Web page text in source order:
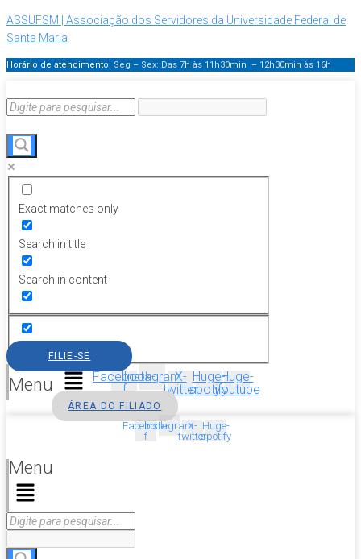
ASSUFSM | Associação dos Servidores da Universidade Federal de
Santa Maria
Horário de atendimento: Seg – Sex: Das 7h às 11h30min – 12h30min às 16h
Exact matches only
Search in title
Search in content
Menu
FILIE-SE
Facebook-
f
InstagramX-
twitter
Huge-
spotify
Huge-
youtube
ÁREA DO FILIADO
Facebook-
f
InstagramX-
twitter
Huge-
spotify
Menu